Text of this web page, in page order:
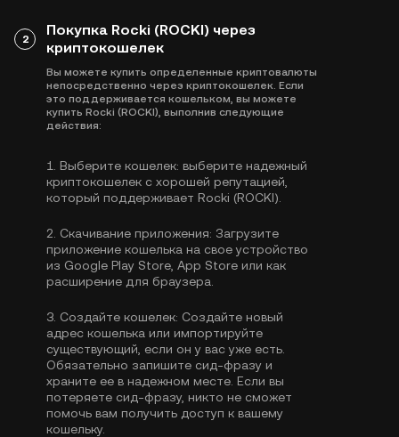
2
Покупка Rocki (ROCKI) через
криптокошелек
Вы можете купить определенные криптовалюты
непосредственно через криптокошелек. Если
это поддерживается кошельком, вы можете
купить Rocki (ROCKI), выполнив следующие
действия:
1. Выберите кошелек: выберите надежный
криптокошелек с хорошей репутацией,
который поддерживает Rocki (ROCKI).
2. Скачивание приложения: Загрузите
приложение кошелька на свое устройство
из Google Play Store, App Store или как
расширение для браузера.
3. Создайте кошелек: Создайте новый
адрес кошелька или импортируйте
существующий, если он у вас уже есть.
Обязательно запишите сид-фразу и
храните ее в надежном месте. Если вы
потеряете сид-фразу, никто не сможет
помочь вам получить доступ к вашему
кошельку.